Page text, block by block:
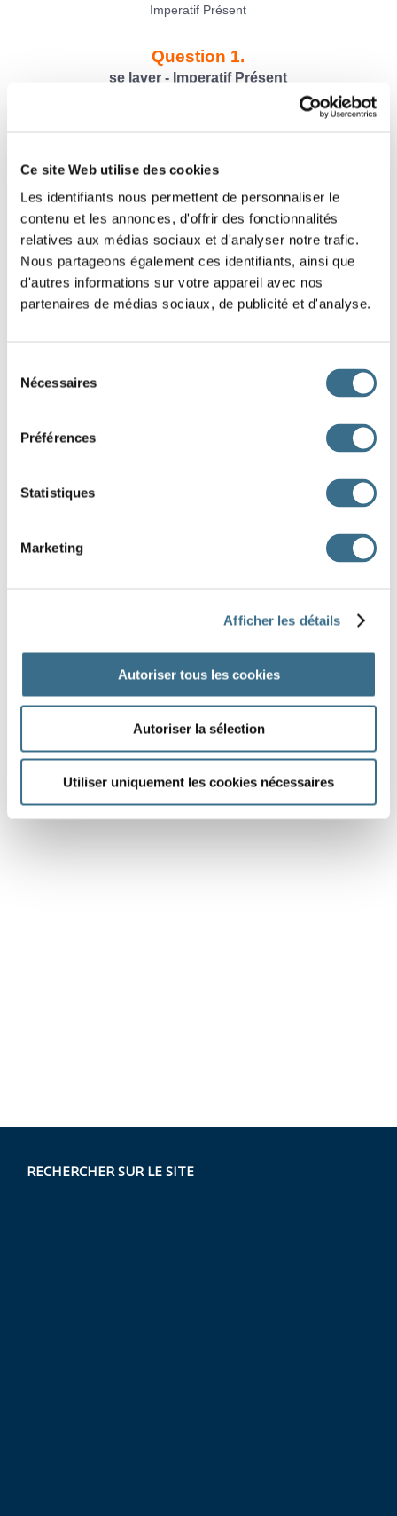
Ce site Web utilise des cookies
Les identifiants nous permettent de personnaliser le
contenu et les annonces, d'offrir des fonctionnalités
relatives aux médias sociaux et d'analyser notre trafic.
Nous partageons également ces identifiants, ainsi que
d'autres informations sur votre appareil avec nos
partenaires de médias sociaux, de publicité et d'analyse.
Nécessaires
Préférences
Statistiques
Marketing
Afficher les détails
Autoriser tous les cookies
Autoriser la sélection
Utiliser uniquement les cookies nécessaires
Imperatif Présent
Question 1.
se laver - Imperatif Présent
Se lever - Imperatif Présent
Question 3.
se laver - Imperatif Présent
(vous)
Question 4.
RECHERCHER SUR LE SITE